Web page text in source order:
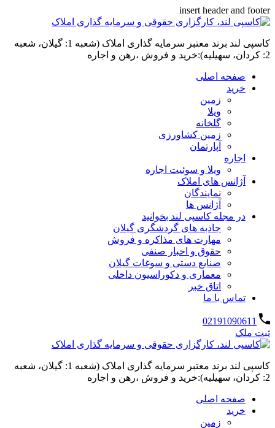
insert header and footer
کاسپی لند برند معتبر سرمایه گذاری املاک (شعبه 1: گیلان، شعبه
2: کردان، سهیلیه):خرید و فروش ،رهن و اجاره
صفحه اصلی
خرید
زمین
ویلا
گلخانه
زمین کشاورزی
آپارتمان
اجاره
ویلا و سوئیت اجاره
آژانس های املاک
نمایندگان
آژانس ها
در مجله کاسپی لند بخوانید
جاذبه های گردشگری گیلان
مهارت های مذاکره و فروش
حقوق و اخبار صنفی
صنایع دستی و سوغات گیلان
معماری و دکوراسیون داخلی
اتاق خبر
تماس با ما
02191090611
ثبت ملک
کاسپی لند برند معتبر سرمایه گذاری املاک (شعبه 1: گیلان، شعبه
2: کردان، سهیلیه):خرید و فروش ،رهن و اجاره
صفحه اصلی
خرید
زمین